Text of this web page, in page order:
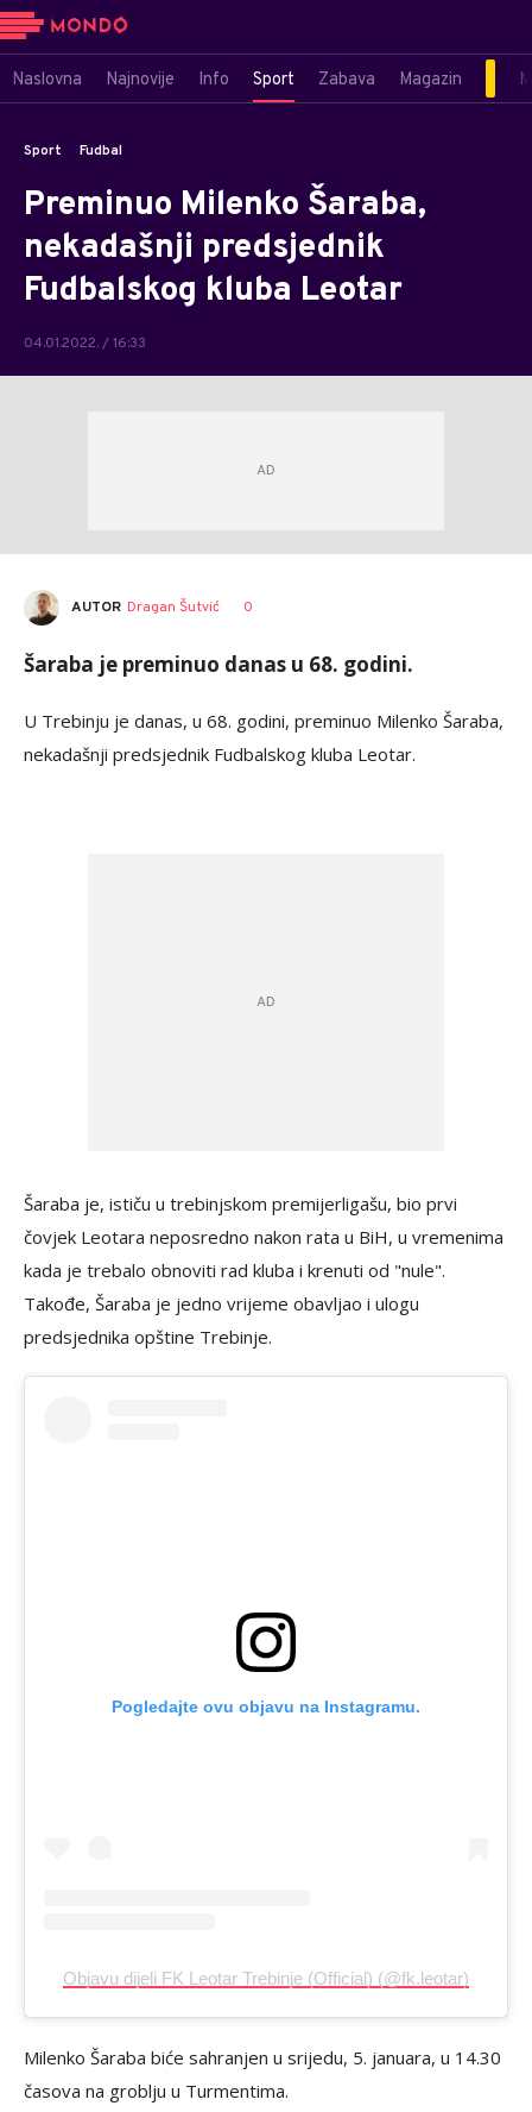
Naslovna Najnovije Info Sport Zabava Magazin
Sport Fudbal
Preminuo Milenko Šaraba,
nekadašnji predsjednik
Fudbalskog kluba Leotar
04.01.2022. / 16:33
AUTOR Dragan Šutvić 0
Šaraba je preminuo danas u 68. godini.
U Trebinju je danas, u 68. godini, preminuo Milenko Šaraba,
nekadašnji predsjednik Fudbalskog kluba Leotar.
Šaraba je, ističu u trebinjskom premijerligašu, bio prvi
čovjek Leotara neposredno nakon rata u BiH, u vremenima
kada je trebalo obnoviti rad kluba i krenuti od "nule".
Takođe, Šaraba je jedno vrijeme obavljao i ulogu
predsjednika opštine Trebinje.
Pogledajte ovu objavu na Instagramu.
Objavu dijeli FK Leotar Trebinje (Official) (@fk.leotar)
Milenko Šaraba biće sahranjen u srijedu, 5. januara, u 14.30
časova na groblju u Turmentima.